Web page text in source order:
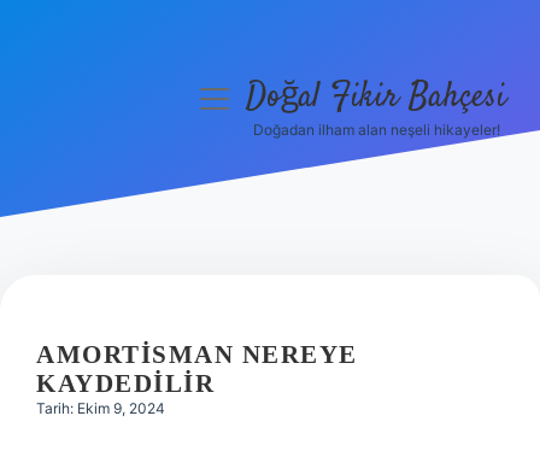
Hakkımızda
menüyüDoğal Fikir Bahçesi
Doğadan ilham alan neşeli hikayeler!
AMORTISMAN NEREYE
KAYDEDILIR
Tarih: Ekim 9, 2024